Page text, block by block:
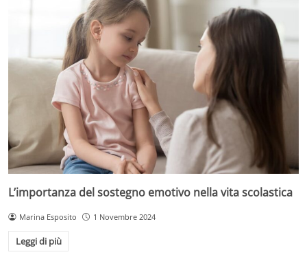
L’importanza del sostegno emotivo nella vita scolastica
Marina Esposito 1 Novembre 2024
Leggi di più